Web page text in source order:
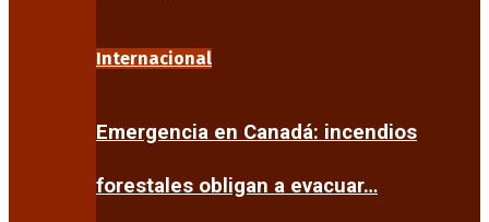
Internacional
Emergencia en Canadá: incendios
forestales obligan a evacuar…